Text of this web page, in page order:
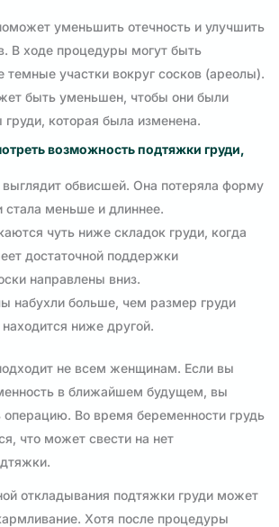
уменьшить отечность и улучшить
В ходе процедуры могут быть
темные участки вокруг сосков (ареолы).
быть уменьшен, чтобы они были
которая была изменена.
возможность подтяжки груди,
обвисшей. Она потеряла форму
стала меньше и длиннее.
чуть ниже складок груди, когда
достаточной поддержки
направлены вниз.
набухли больше, чем размер груди
ниже другой.
не всем женщинам. Если вы
в ближайшем будущем, вы
Во время беременности грудь
что может свести на нет
откладывания подтяжки груди может
Хотя после процедуры